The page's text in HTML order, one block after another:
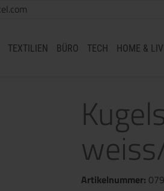
TEXTILIEN BÜRO TECH HOME &
Artikelnummer: